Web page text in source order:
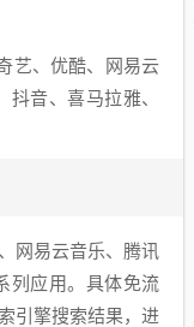
艺、优酷、网易云
音、喜马拉雅、
网易云音乐、腾讯
列应用。具体免流
引擎搜索结果，进